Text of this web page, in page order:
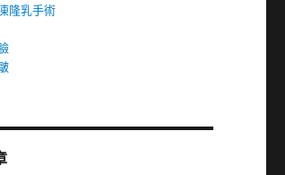
隆乳手術